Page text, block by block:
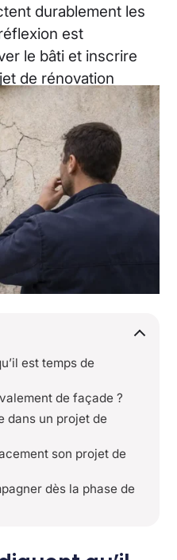
durablement les
est
le bâti et inscrire
de rénovation
est temps de
de façade ?
dans un projet de
son projet de
dès la phase de